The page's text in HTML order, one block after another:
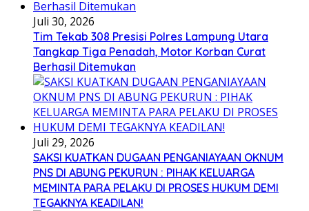
Juli 30, 2026
Tim Tekab 308 Presisi Polres Lampung Utara
Tangkap Tiga Penadah, Motor Korban Curat
Berhasil Ditemukan
Juli 29, 2026
SAKSI KUATKAN DUGAAN PENGANIAYAAN OKNUM
PNS DI ABUNG PEKURUN : PIHAK KELUARGA
MEMINTA PARA PELAKU DI PROSES HUKUM DEMI
TEGAKNYA KEADILAN!